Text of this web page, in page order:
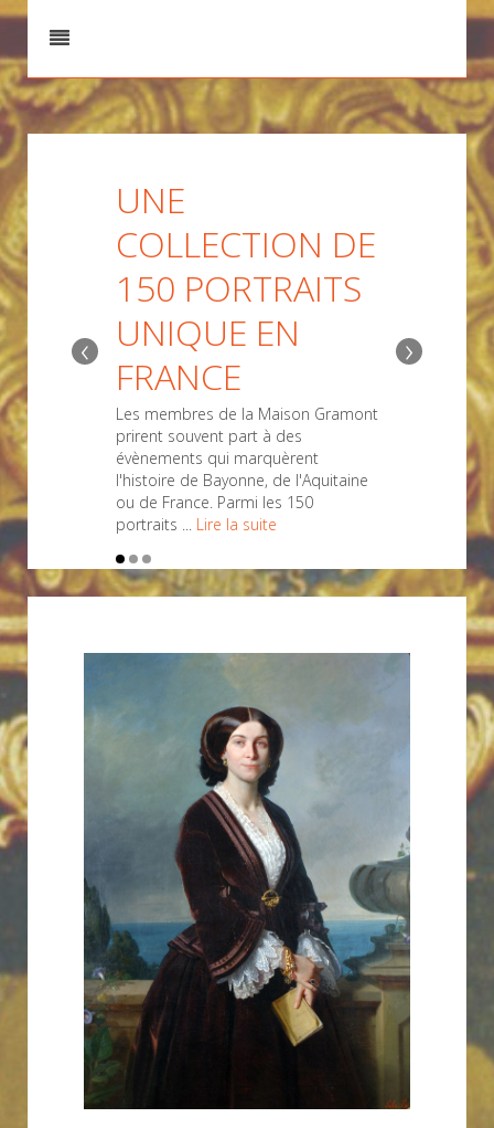
UNE
COLLECTION DE
150 PORTRAITS
UNIQUE EN
FRANCE
Les membres de la Maison Gramont
prirent souvent part à des
évènements qui marquèrent
l'histoire de Bayonne, de l'Aquitaine
ou de France. Parmi les 150
portraits ... Lire la suite
›
‹